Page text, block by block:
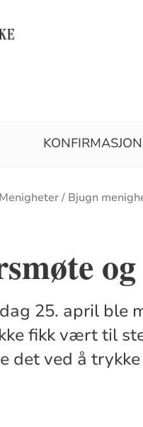
KONFIRMASJON
Menigheter Bjugn
25. april ble
fikk vært til
det ved å